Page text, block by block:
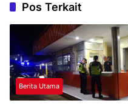
Pos Terkait
Berita Utama